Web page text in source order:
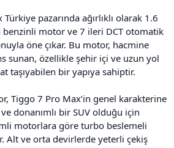
pazarında ağırlıklı olarak 1.6
motor ve 7 ileri DCT otomatik
öne çıkar. Bu motor, hacmine
sunan, özellikle şehir içi ve uzun yol
taşıyabilen bir yapıya sahiptir.
Tiggo 7 Pro Max’in genel karakterine
donanımlı bir SUV olduğu için
motorlara göre turbo beslemeli
Alt ve orta devirlerde yeterli çekiş